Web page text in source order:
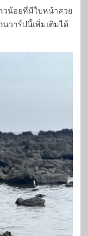
วน้อยที่มีใบหน้าสวย
นวาร์ปนี้เพิ่มเติมได้